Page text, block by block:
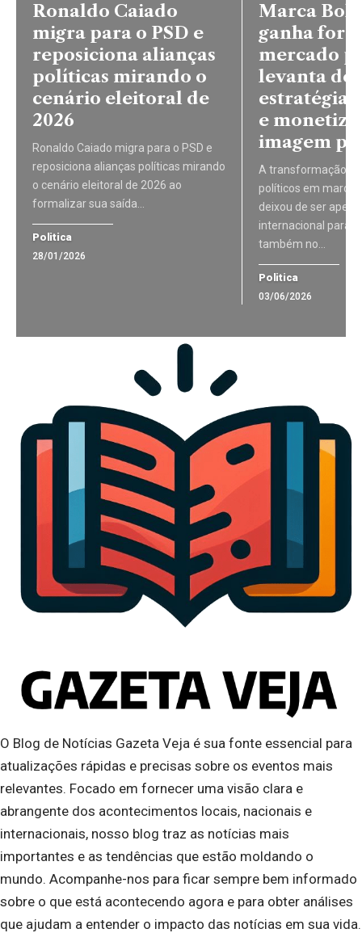
Ronaldo Caiado
migra para o PSD e
reposiciona alianças
políticas mirando o
cenário eleitoral de
2026
Ronaldo Caiado migra para o PSD e
reposiciona alianças políticas mirando
o cenário eleitoral de 2026 ao
formalizar sua saída…
Politica
28/01/2026
Marca
ganha
mercado
levanta
estratégia,
e
imagem
A transformação
políticos em
deixou de ser
internacional para
também no…
Politica
03/06/2026
O Blog de Notícias Gazeta Veja é sua fonte essencial para
atualizações rápidas e precisas sobre os eventos mais
relevantes. Focado em fornecer uma visão clara e
abrangente dos acontecimentos locais, nacionais e
internacionais, nosso blog traz as notícias mais
importantes e as tendências que estão moldando o
mundo. Acompanhe-nos para ficar sempre bem informado
sobre o que está acontecendo agora e para obter análises
que ajudam a entender o impacto das notícias em sua vida.